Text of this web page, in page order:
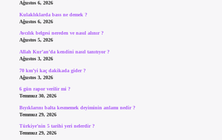
Ağustos 6, 2026
Kulaklıklarda bass ne demek ?
Ağustos 6, 2026
Avcılık belgesi nereden ve nasıl alınır ?
Ağustos 5, 2026
Allah Kur’an’da kendini nasıl tanıtıyor ?
Ağustos 3, 2026
70 km’yi kaç dakikada gider ?
Ağustos 3, 2026
6 gün rapor verilir mi ?
Temmuz 30, 2026
Bıyıklarını balta kesmemek deyiminin anlamı nedir ?
Temmuz 29, 2026
Türkiye’nin 5 tarihi yeri nelerdir ?
Temmuz 29, 2026